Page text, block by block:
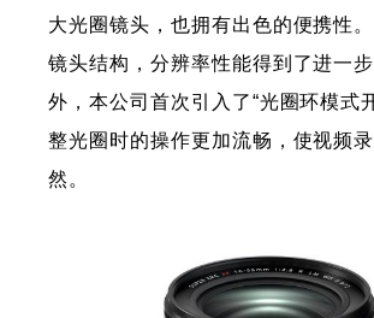
大光圈镜头，也拥有出色的便携性
镜头结构，分辨率性能得到了进一
外，本公司首次引入了“光圈环模式
整光圈时的操作更加流畅，使视频
然。